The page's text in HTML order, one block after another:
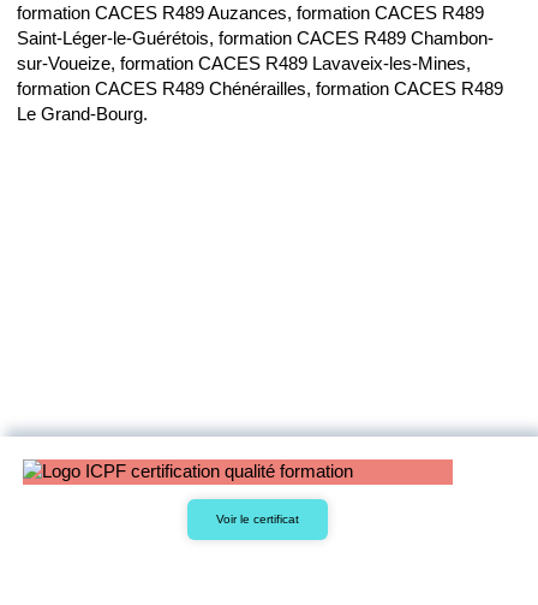
formation CACES R489 Auzances, formation CACES R489
Saint-Léger-le-Guérétois, formation CACES R489 Chambon-
sur-Voueize, formation CACES R489 Lavaveix-les-Mines,
formation CACES R489 Chénérailles, formation CACES R489
Le Grand-Bourg.
Voir le certificat